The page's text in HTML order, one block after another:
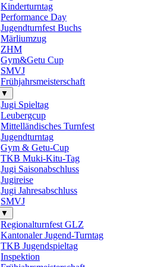
Kinderturntag
Performance Day
Jugendturnfest Buchs
Märliumzug
ZHM
Gym&Getu Cup
SMVJ
Frühjahrsmeisterschaft
▼
Jugi Spieltag
Leubergcup
Mittelländisches Turnfest
Jugendturntag
Gym & Getu-Cup
TKB Muki-Kitu-Tag
Jugi Saisonabschluss
Jugireise
Jugi Jahresabschluss
SMVJ
▼
Regionalturnfest GLZ
Kantonaler Jugend-Turntag
TKB Jugendspieltag
Inspektion